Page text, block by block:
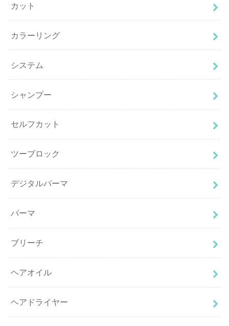
カット
カラーリング
システム
シャンプー
セルフカット
ツーブロック
デジタルパーマ
パーマ
ブリーチ
ヘアオイル
ヘアドライヤー